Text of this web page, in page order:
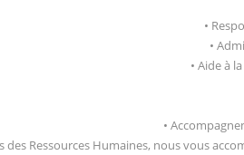
•
•
• Aide à
•
des Ressources Humaines, nous vous